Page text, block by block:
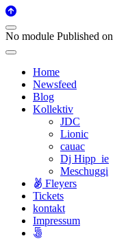
No module Published on
Home
Newsfeed
Blog
Kollektiv
JDC
Lionic
cauac
Dj Hipp_ie
Meschuggi
Fleyers
Tickets
kontakt
Impressum